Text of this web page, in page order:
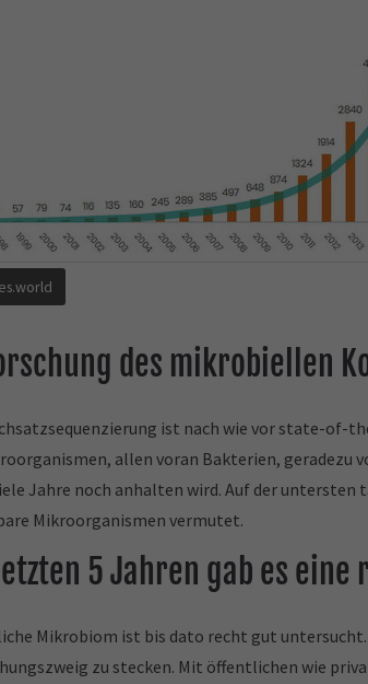
des mikrobiellen
ist nach wie vor state-of-
allen voran Bakterien, geradezu
Jahre noch anhalten wird. Auf der
Mikroorganismen vermutet.
5 Jahren gab es
Mikrobiom ist bis dato recht gut
zu stecken. Mit öffentlichen wie